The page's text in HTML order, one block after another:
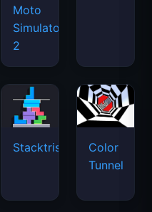
Moto
Simulator
2
Stacktris
Color
Tunnel